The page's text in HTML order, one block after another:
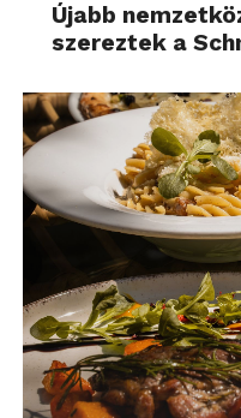
Újabb
szereztek a